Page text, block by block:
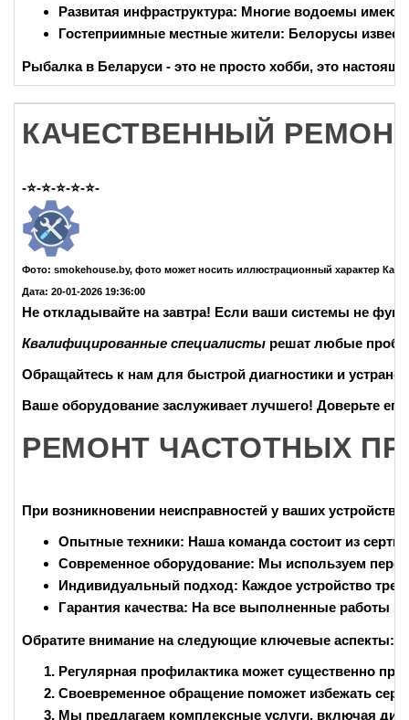
Развитая инфраструктура: Многие водоемы имеют
Гостеприимные местные жители: Белорусы
Рыбалка в Беларуси - это не просто хобби, это
КАЧЕСТВЕННЫЙ
-⭐-⭐-⭐-⭐-⭐-
Фото: smokehouse.by, фото может носить иллюстрационный характер
Дата: 20-01-2026 19:36:00
Не откладывайте на завтра! Если ваши системы не
Квалифицированные специалисты решат любые
Обращайтесь к нам для быстрой диагностики и
Ваше оборудование заслуживает лучшего! Доверьте
РЕМОНТ ЧАСТОТНЫХ
При возникновении неисправностей у ваших
Опытные техники: Наша команда состоит из
Современное оборудование: Мы используем
Индивидуальный подход: Каждое устройство
Гарантия качества: На все выполненные работы
Обратите внимание на следующие ключевые аспекты:
Регулярная профилактика может существенно
Своевременное обращение поможет избежать
Мы предлагаем комплексные услуги, включая